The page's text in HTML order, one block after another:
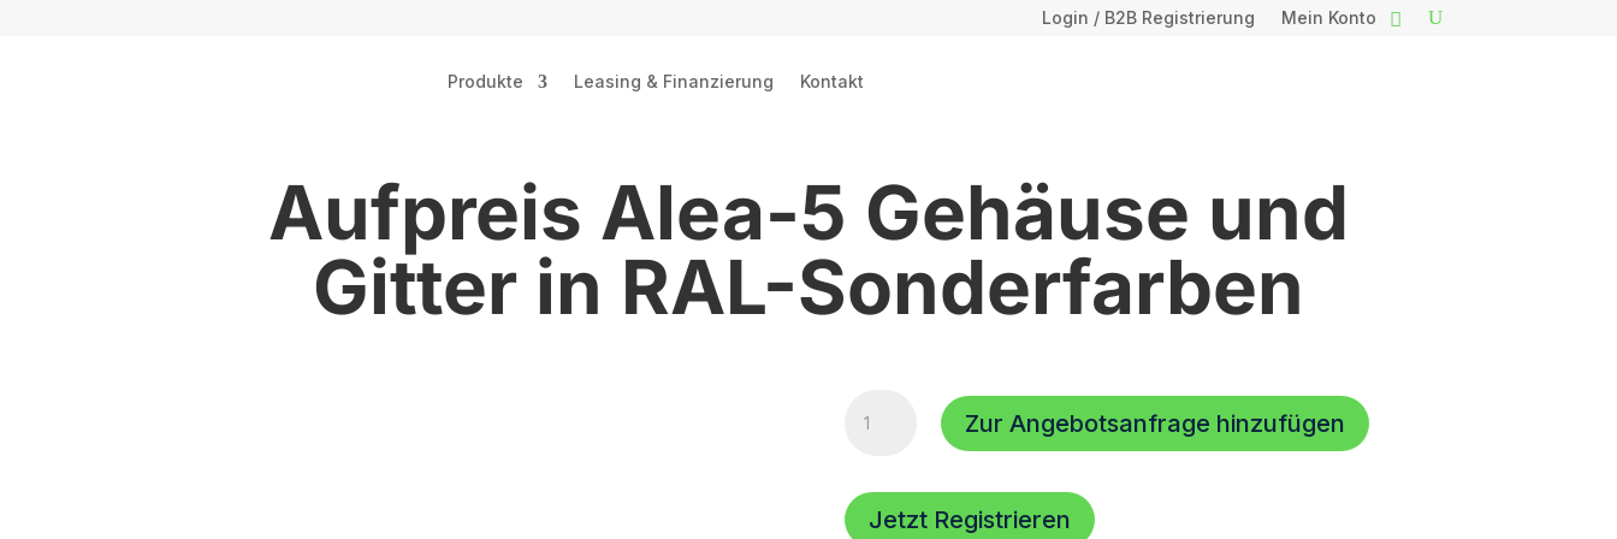
Login / B2B Registrierung Mein Konto
Produkte Leasing & Finanzierung Kontakt
Aufpreis Alea-5 Gehäuse und
Gitter in RAL-Sonderfarben
Alea-
und
Zur Angebotsanfrage hinzufügen
Jetzt Registrieren